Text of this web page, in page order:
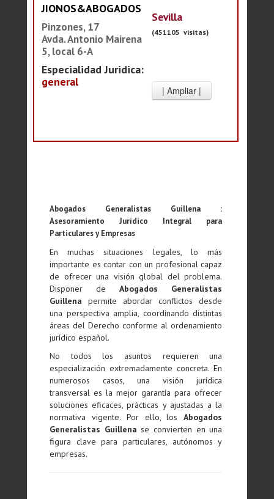
JIONOS&ABOGADOS
Pinzones, 17
Avda. Antonio Mairena
5, local 6-A
Especialidad Juridica:
general
Sevilla
(451105 visitas)
Abogados Generalistas Guillena :
Asesoramiento Jurídico Integral para
Particulares y Empresas
En muchas situaciones legales, lo más
importante es contar con un profesional capaz
de ofrecer una visión global del problema.
Disponer deAbogados Generalistas
Guillena permite abordar conflictos desde
una perspectiva amplia, coordinando distintas
áreas del Derecho conforme al ordenamiento
jurídico español.
No todos los asuntos requieren una
especialización extremadamente concreta. En
numerosos casos, una visión jurídica
transversal es la mejor garantía para ofrecer
soluciones eficaces, prácticas y ajustadas a la
normativa vigente. Por ello, losAbogados
Generalistas Guillena se convierten en una
figura clave para particulares, autónomos y
empresas.